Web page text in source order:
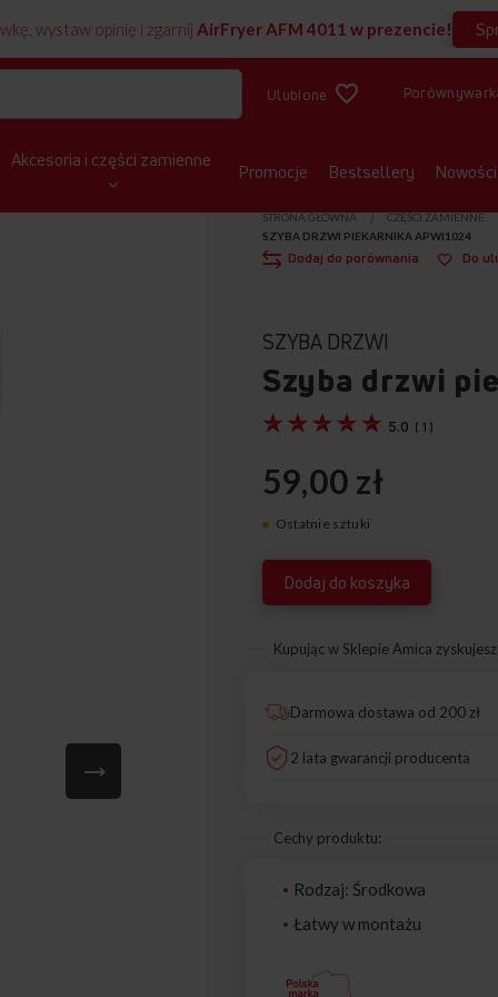
wystaw opinię i zgarnij AirFryer AFM 4011 w prezencie!
Ulubione
Akcesoria i części zamienne Promocje Bestsellery Nowości
STRONA GŁÓWNA
CZĘŚCI ZAMIENNE
SZYBA DRZWI PIEKARNIKA APWI1024
Dodaj do porównania Do
SZYBA DRZWI
Szyba drzwi
5.0 ( 1 )
59,00 zł
Ostatnie sztuki
Dodaj do koszyka
Kupując w Sklepie Amica
Darmowa dostawa od 200 zł
2 lata gwarancji producenta
Cechy produktu:
Rodzaj: Środkowa
Łatwy w montażu